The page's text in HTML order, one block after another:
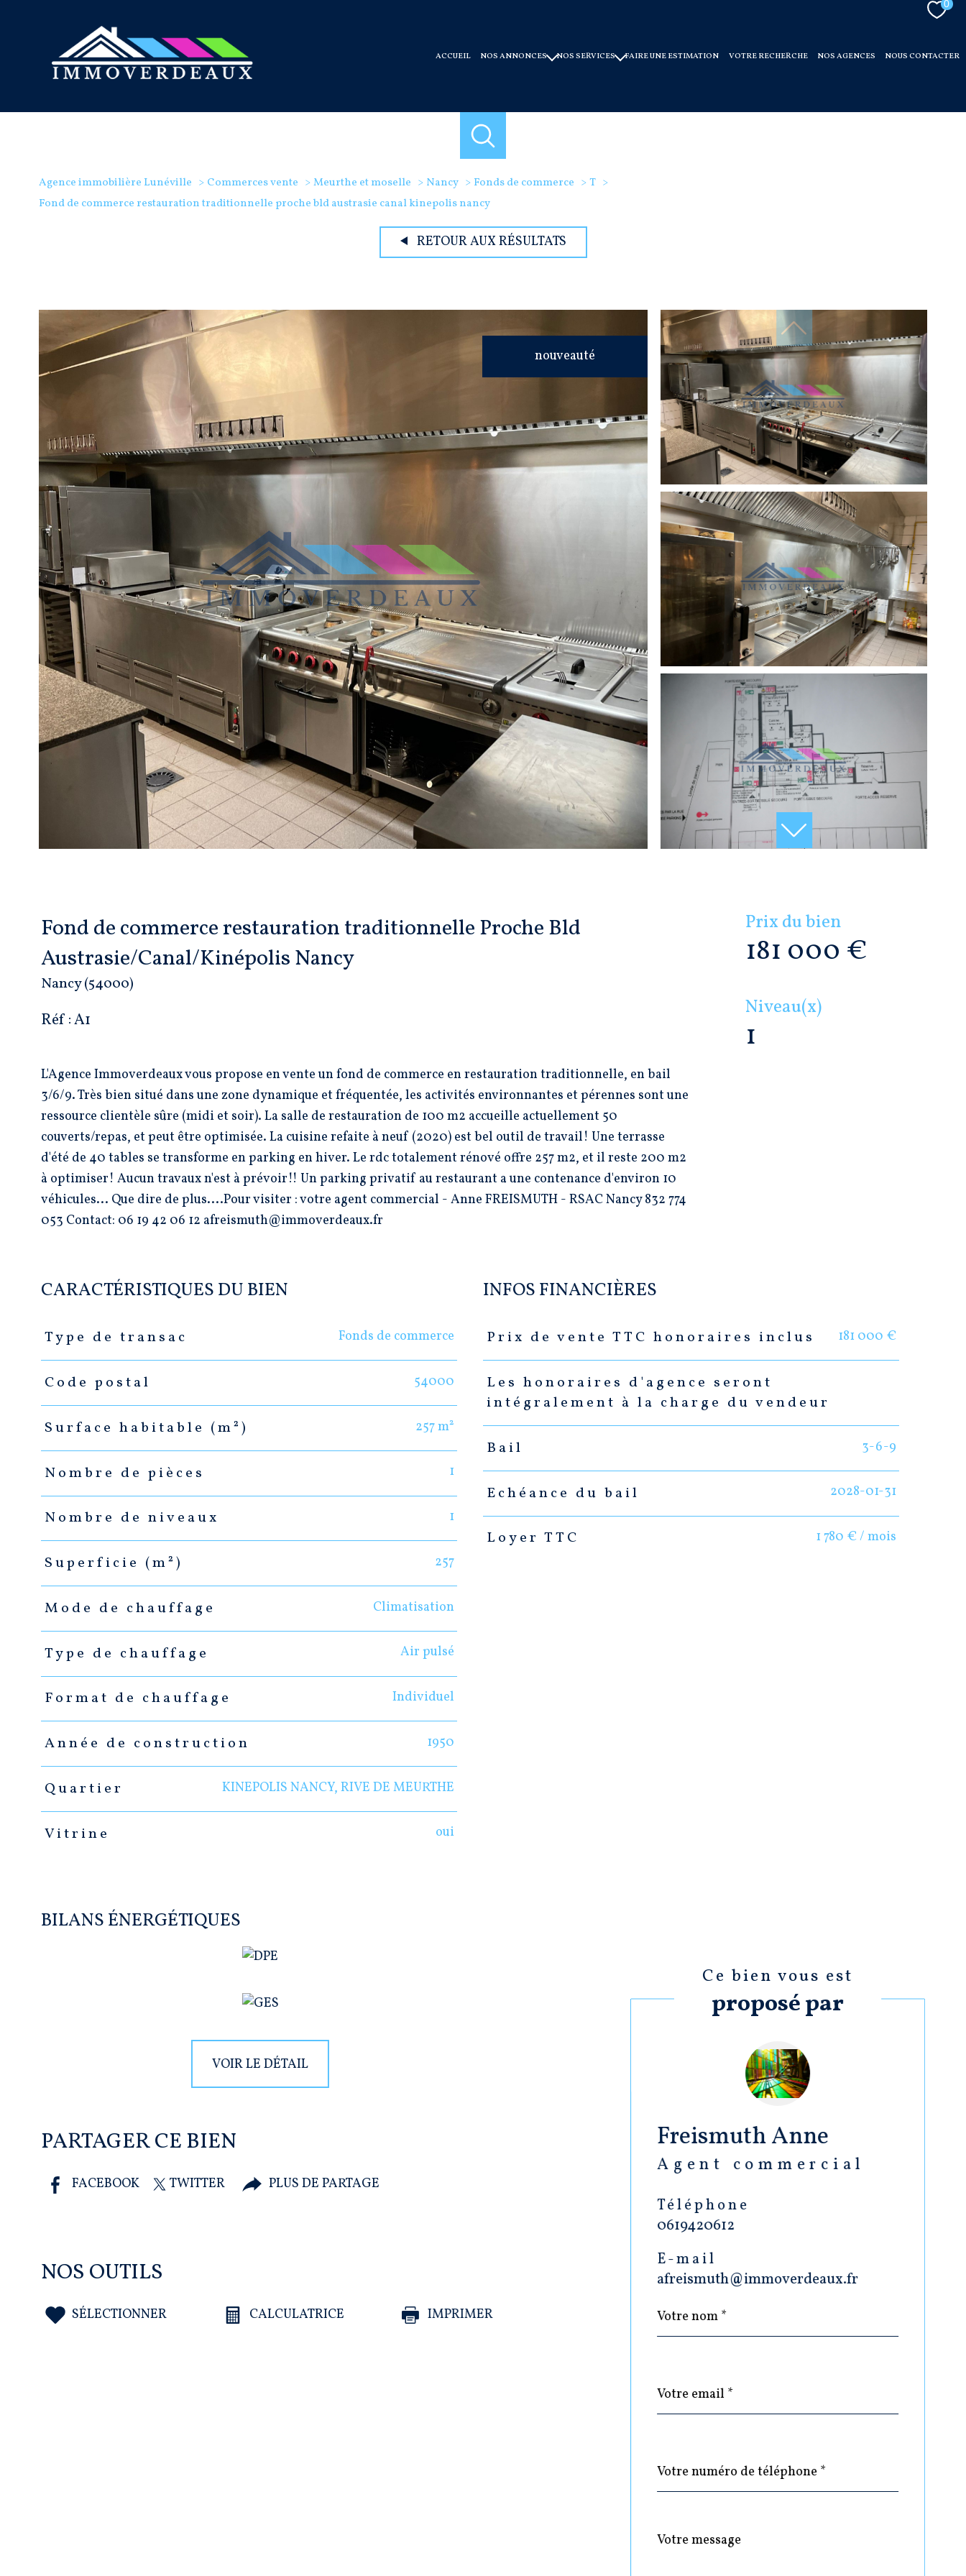
0
ACCUEIL NOS ANNONCES
ventes immobilier professionnel
offres programmes neuf
NOS SERVICES FAIRE UNE ESTIMATION VOTRE RECHERCHE NOS AGENCES NOUS CONTACTER
Agence immobilière Lunéville Commerces vente Meurthe et moselle Nancy Fonds de commerce
T
Fond de commerce restauration traditionnelle proche bld austrasie canal kinepolis nancy
RETOUR AUX RÉSULTATS
nouveauté
Fond de commerce restauration traditionnelle Proche Bld
Austrasie/Canal/Kinépolis Nancy
Nancy (54000)
Réf : A1
L'Agence Immoverdeaux vous propose en vente un fond de commerce en restauration traditionnelle, en bail
3/6/9. Très bien situé dans une zone dynamique et fréquentée, les activités environnantes et pérennes sont une
ressource clientèle sûre (midi et soir). La salle de restauration de 100 m2 accueille actuellement 50
couverts/repas, et peut être optimisée. La cuisine refaite à neuf (2020) est bel outil de travail! Une terrasse
d'été de 40 tables se transforme en parking en hiver. Le rdc totalement rénové offre 257 m2, et il reste 200 m2
à optimiser! Aucun travaux n'est à prévoir!! Un parking privatif au restaurant a une contenance d'environ 10
véhicules... Que dire de plus....Pour visiter : votre agent commercial - Anne FREISMUTH - RSAC Nancy 832 774
053 Contact: 06 19 42 06 12 afreismuth@immoverdeaux.fr
Prix du bien
181 000 €
Niveau(x)
1
CARACTÉRISTIQUES DU BIEN
Caractéristiques Valeurs
Type de transac Fonds de commerce
Code postal 54000
Surface habitable (m²) 257 m²
Nombre de pièces 1
Nombre de niveaux 1
Superficie (m²) 257
Mode de chauffage Climatisation
Type de chauffage Air pulsé
Format de chauffage Individuel
Année de construction 1950
Quartier KINEPOLIS NANCY, RIVE DE MEURTHE
Vitrine oui
INFOS FINANCIÈRES
Caractéristiques Valeurs
Prix de vente TTC honoraires inclus 181 000 €
Les honoraires d'agence seront
intégralement à la charge du vendeur
Bail 3-6-9
Echéance du bail 2028-01-31
Loyer TTC 1 780 € / mois
BILANS ÉNERGÉTIQUES
VOIR LE DÉTAIL
PARTAGER CE BIEN
FACEBOOK TWITTER PLUS DE PARTAGE
NOS OUTILS
SÉLECTIONNER CALCULATRICE IMPRIMER
Ce bien vous est
proposé par
Freismuth Anne
Agent commercial
Téléphone
0619420612
E-mail
afreismuth@immoverdeaux.fr
Fieldset
*
*
*
Fieldset
Message
*